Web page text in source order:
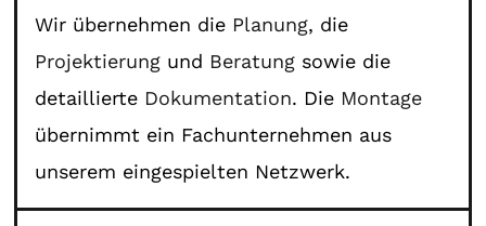
Wir übernehmen die Planung, die
Projektierung und Beratung sowie die
detaillierte Dokumentation. Die Montage
übernimmt ein Fachunternehmen aus
unserem eingespielten Netzwerk.